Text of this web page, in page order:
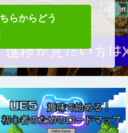
らからどう